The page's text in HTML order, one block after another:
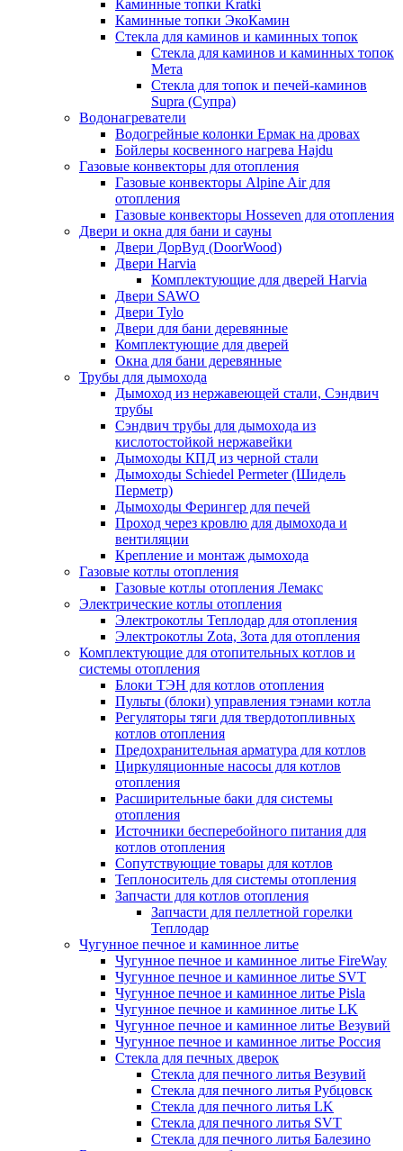
Каминные топки Kratki
Каминные топки ЭкоКамин
Стекла для каминов и каминных топок
Стекла для каминов и каминных топок
Мета
Стекла для топок и печей-каминов
Supra (Супра)
Водонагреватели
Водогрейные колонки Ермак на дровах
Бойлеры косвенного нагрева Hajdu
Газовые конвекторы для отопления
Газовые конвекторы Alpine Air для
отопления
Газовые конвекторы Hosseven для отопления
Двери и окна для бани и сауны
Двери ДорВуд (DoorWood)
Двери Harvia
Комплектующие для дверей Harvia
Двери SAWO
Двери Tylo
Двери для бани деревянные
Комплектующие для дверей
Окна для бани деревянные
Трубы для дымохода
Дымоход из нержавеющей стали, Сэндвич
трубы
Сэндвич трубы для дымохода из
кислотостойкой нержавейки
Дымоходы КПД из черной стали
Дымоходы Schiedel Permeter (Шидель
Перметр)
Дымоходы Ферингер для печей
Проход через кровлю для дымохода и
вентиляции
Крепление и монтаж дымохода
Газовые котлы отопления
Газовые котлы отопления Лемакс
Электрические котлы отопления
Электрокотлы Теплодар для отопления
Электрокотлы Zota, Зота для отопления
Комплектующие для отопительных котлов и
системы отопления
Блоки ТЭН для котлов отопления
Пульты (блоки) управления тэнами котла
Регуляторы тяги для твердотопливных
котлов отопления
Предохранительная арматура для котлов
Циркуляционные насосы для котлов
отопления
Расширительные баки для системы
отопления
Источники бесперебойного питания для
котлов отопления
Сопутствующие товары для котлов
Теплоноситель для системы отопления
Запчасти для котлов отопления
Запчасти для пеллетной горелки
Теплодар
Чугунное печное и каминное литье
Чугунное печное и каминное литье FireWay
Чугунное печное и каминное литье SVT
Чугунное печное и каминное литье Pisla
Чугунное печное и каминное литье LK
Чугунное печное и каминное литье Везувий
Чугунное печное и каминное литье Россия
Стекла для печных дверок
Стекла для печного литья Везувий
Стекла для печного литья Рубцовск
Стекла для печного литья LK
Стекла для печного литья SVT
Стекла для печного литья Балезино